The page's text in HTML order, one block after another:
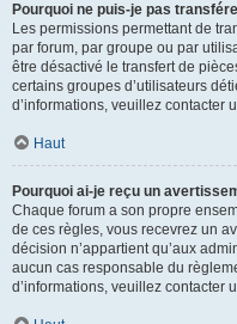
Pourquoi ne puis-je pas
Les permissions permettant de
par forum, par groupe ou par
être désactivé le transfert de
certains groupes d’utilisateurs
d’informations, veuillez contacter
Haut
Pourquoi ai-je reçu un
Chaque forum a son propre
de ces règles, vous recevrez un
décision n’appartient qu’aux
aucun cas responsable du
d’informations, veuillez contacter